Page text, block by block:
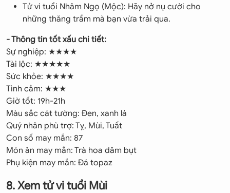
Tử vi tuổi Nhâm Ngọ (Mộc): Hãy nở nụ cười cho
những thăng trầm mà bạn vừa trải qua.
- Thông tin tốt xấu chi tiết:
Sự nghiệp: ★★★★
Tài lộc: ★★★★★
Sức khỏe: ★★★★
Tình cảm: ★★★
Giờ tốt: 19h-21h
Màu sắc cát tường: Đen, xanh lá
Quý nhân phù trợ: Tỵ, Mùi, Tuất
Con số may mắn: 87
Món ăn may mắn: Trà hoa dâm bụt
Phụ kiện may mắn: Đá topaz
8. Xem tử vi tuổi Mùi